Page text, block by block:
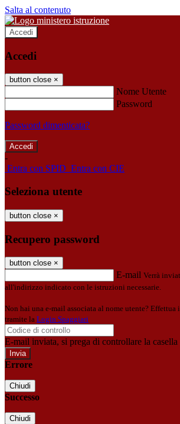
Salta al contenuto
Accedi
Accedi
button close ×
Nome Utente
Password
Password dimenticata?
-
Entra con SPID Entra con CIE
Seleziona utente
button close ×
Recupero password
button close ×
E-mail Verrà
all'indirizzo indicato con le istruzioni necessarie.
Non hai una e-mail associata al nome utente? Effettua
tramite la Login Spaggiari
E-mail inviata, si prega di controllare la
Errore
Chiudi
Successo
Chiudi